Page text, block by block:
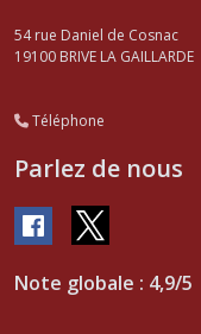
54 rue Daniel de Cosnac
19100 BRIVE LA GAILLARDE
Téléphone
Parlez de nous
Note globale : 4,9/5